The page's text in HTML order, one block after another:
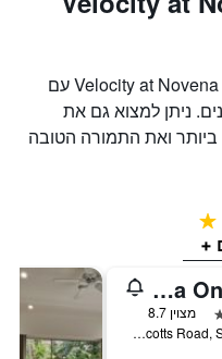
נתקלנו במלונות האלה ליד Velocity at Novena Square עם
ניתן למצוא גם את
ביותר ואת התמורה הטובה
Royal Plaza On Scotts
מצוין 8.7
25 Scotts Road, Singapore, סינגפור